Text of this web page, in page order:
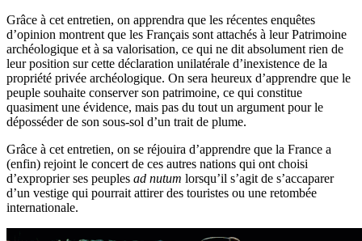
Grâce à cet entretien, on apprendra que les récentes enquêtes
d’opinion montrent que les Français sont attachés à leur Patrimoine
archéologique et à sa valorisation, ce qui ne dit absolument rien de
leur position sur cette déclaration unilatérale d’inexistence de la
propriété privée archéologique. On sera heureux d’apprendre que le
peuple souhaite conserver son patrimoine, ce qui constitue
quasiment une évidence, mais pas du tout un argument pour le
déposséder de son sous-sol d’un trait de plume.
Grâce à cet entretien, on se réjouira d’apprendre que la France a
(enfin) rejoint le concert de ces autres nations qui ont choisi
d’exproprier ses peuples ad nutum lorsqu’il s’agit de s’accaparer
d’un vestige qui pourrait attirer des touristes ou une retombée
internationale.